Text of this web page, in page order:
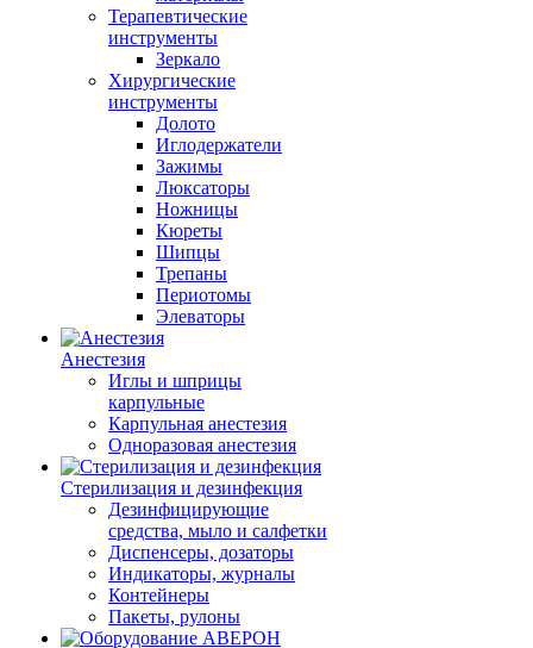
Терапевтические
инструменты
Зеркало
Хирургические
инструменты
Долото
Иглодержатели
Зажимы
Люксаторы
Ножницы
Кюреты
Шипцы
Трепаны
Периотомы
Элеваторы
Анестезия
Иглы и шприцы
карпульные
Карпульная анестезия
Одноразовая анестезия
Стерилизация и дезинфекция
Дезинфицирующие
средства, мыло и салфетки
Диспенсеры, дозаторы
Индикаторы, журналы
Контейнеры
Пакеты, рулоны